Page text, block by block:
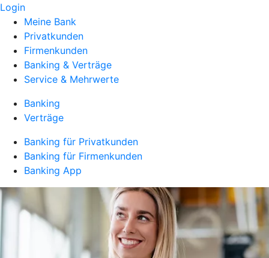
Login
Meine Bank
Privatkunden
Firmenkunden
Banking & Verträge
Service & Mehrwerte
Banking
Verträge
Banking für Privatkunden
Banking für Firmenkunden
Banking App